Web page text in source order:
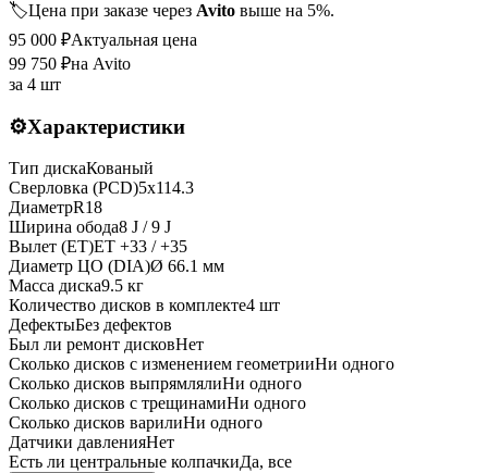
🏷️Цена при заказе через Avito выше на 5%.
95 000 ₽Актуальная цена
99 750 ₽на Avito
за 4 шт
⚙️Характеристики
Тип дискаКованый
Сверловка (PCD)5x114.3
ДиаметрR18
Ширина обода8 J / 9 J
Вылет (ET)ET +33 / +35
Диаметр ЦО (DIA)Ø 66.1 мм
Масса диска9.5 кг
Количество дисков в комплекте4 шт
ДефектыБез дефектов
Был ли ремонт дисковНет
Сколько дисков с изменением геометрииНи одного
Сколько дисков выпрямлялиНи одного
Сколько дисков с трещинамиНи одного
Сколько дисков варилиНи одного
Датчики давленияНет
Есть ли центральные колпачкиДа, все